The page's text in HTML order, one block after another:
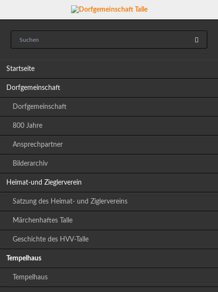
Startseite
Dorfgemeinschaft
Dorfgemeinschaft
800 Jahre
Ansprechpartner
Bilderarchiv
Heimat-und Zieglerverein
Satzung des Heimat- und Ziglervereins
Märchenhaftes Talle
Geschichte des HVV-Talle
Tempelhaus
Tempelhaus